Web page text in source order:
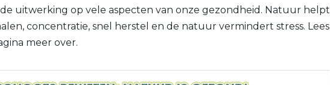
uitwerking op vele aspecten van onze gezondheid. Natuur helpt
concentratie, snel herstel en de natuur vermindert stress. Lees
meer over.